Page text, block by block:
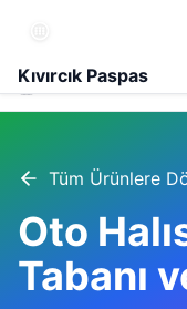
Kıvırcık Paspas
Ürünler
Tüm Ürünlere
Oto
Tabanı